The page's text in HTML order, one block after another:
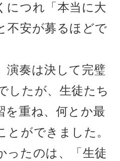
につれ「本当に大
不安が募るほどで
演奏は決して完璧
したが、生徒たち
を重ね、何とか最
とができました。
ったのは、「生徒